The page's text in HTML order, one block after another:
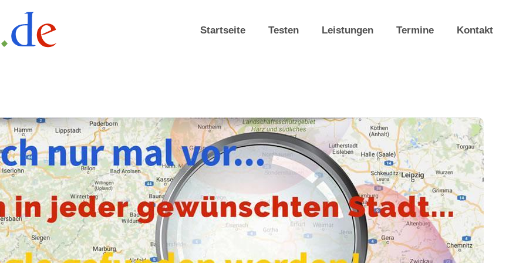
Startseite Testen Leistungen Termine Kontakt